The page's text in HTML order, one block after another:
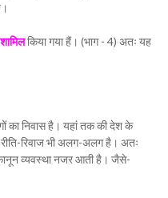
किया गया हैं। (भाग - 4) अतः यह
का निवास है। यहां तक की देश के
रिवाज भी अलग-अलग है। अतः
व्यवस्था नजर आती है। जैसे-